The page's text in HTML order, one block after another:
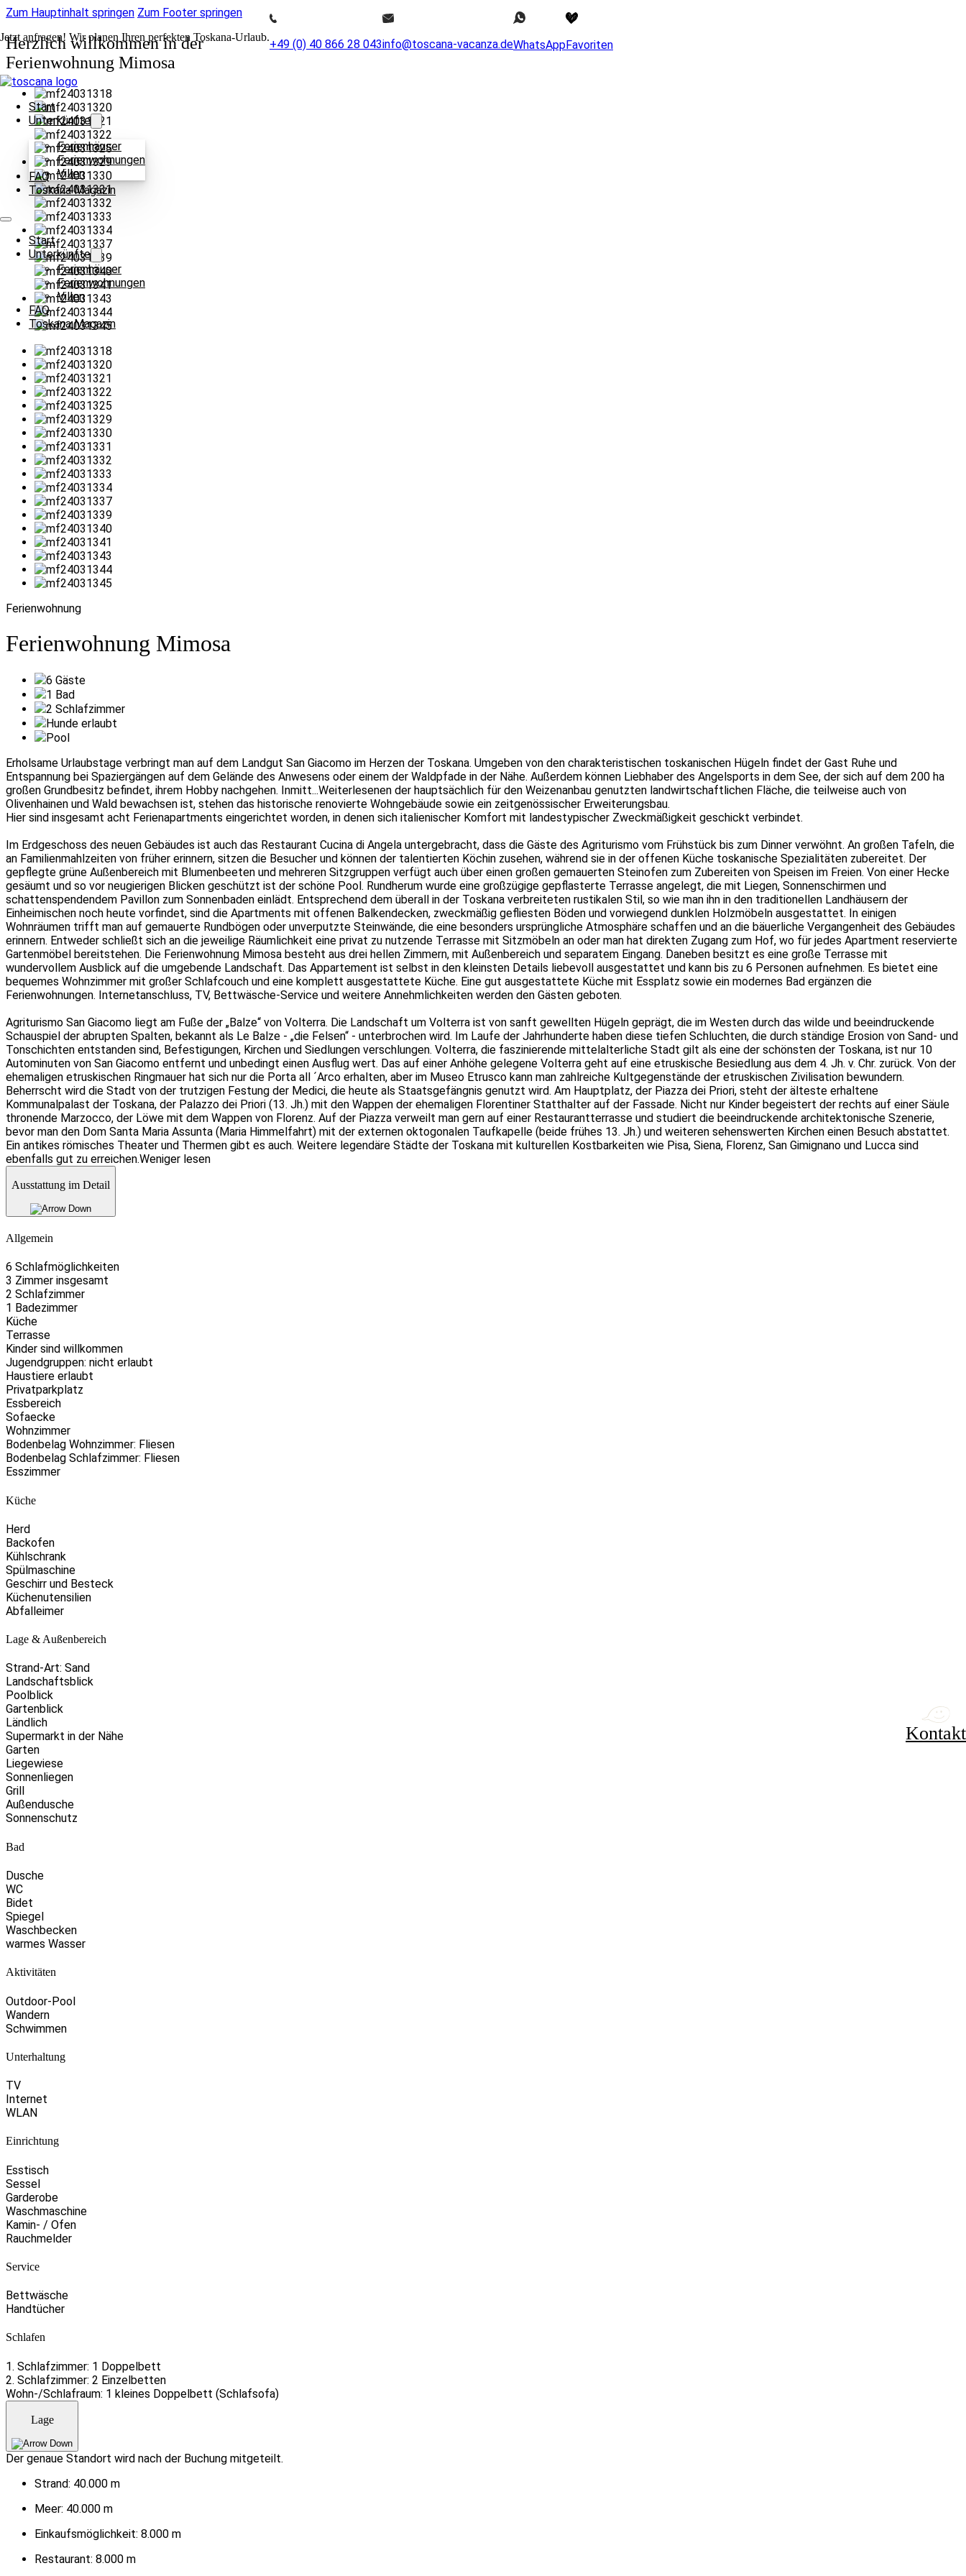
Zum Hauptinhalt springen Zum Footer springen
Jetzt anfragen! Wir planen Ihren perfekten Toskana-Urlaub.
+49 (0) 40 866 28 043info@toscana-vacanza.deWhatsAppFavoriten
Start
Unterkünfte
Ferienhäuser
Ferienwohnungen
Villen
FAQ
Toskana Magazin
Start
Unterkünfte
Ferienhäuser
Ferienwohnungen
Villen
FAQ
Toskana Magazin
Kontakt
Herzlich willkommen in der
Ferienwohnung Mimosa
Ferienwohnung
Ferienwohnung Mimosa
6 Gäste
1 Bad
2 Schlafzimmer
Hunde erlaubt
Pool
Erholsame Urlaubstage verbringt man auf dem Landgut San Giacomo im Herzen der Toskana. Umgeben von den charakteristischen toskanischen Hügeln findet der Gast Ruhe und
Entspannung bei Spaziergängen auf dem Gelände des Anwesens oder einem der Waldpfade in der Nähe. Außerdem können Liebhaber des Angelsports in dem See, der sich auf dem 200 ha
großen Grundbesitz befindet, ihrem Hobby nachgehen. Inmitt...Weiterlesenen der hauptsächlich für den Weizenanbau genutzten landwirtschaftlichen Fläche, die teilweise auch von
Olivenhainen und Wald bewachsen ist, stehen das historische renovierte Wohngebäude sowie ein zeitgenössischer Erweiterungsbau.
Hier sind insgesamt acht Ferienapartments eingerichtet worden, in denen sich italienischer Komfort mit landestypischer Zweckmäßigkeit geschickt verbindet.
Im Erdgeschoss des neuen Gebäudes ist auch das Restaurant Cucina di Angela untergebracht, dass die Gäste des Agriturismo vom Frühstück bis zum Dinner verwöhnt. An großen Tafeln, die
an Familienmahlzeiten von früher erinnern, sitzen die Besucher und können der talentierten Köchin zusehen, während sie in der offenen Küche toskanische Spezialitäten zubereitet. Der
gepflegte grüne Außenbereich mit Blumenbeeten und mehreren Sitzgruppen verfügt auch über einen großen gemauerten Steinofen zum Zubereiten von Speisen im Freien. Von einer Hecke
gesäumt und so vor neugierigen Blicken geschützt ist der schöne Pool. Rundherum wurde eine großzügige gepflasterte Terrasse angelegt, die mit Liegen, Sonnenschirmen und
schattenspendendem Pavillon zum Sonnenbaden einlädt. Entsprechend dem überall in der Toskana verbreiteten rustikalen Stil, so wie man ihn in den traditionellen Landhäusern der
Einheimischen noch heute vorfindet, sind die Apartments mit offenen Balkendecken, zweckmäßig gefliesten Böden und vorwiegend dunklen Holzmöbeln ausgestattet. In einigen
Wohnräumen trifft man auf gemauerte Rundbögen oder unverputzte Steinwände, die eine besonders ursprüngliche Atmosphäre schaffen und an die bäuerliche Vergangenheit des Gebäudes
erinnern. Entweder schließt sich an die jeweilige Räumlichkeit eine privat zu nutzende Terrasse mit Sitzmöbeln an oder man hat direkten Zugang zum Hof, wo für jedes Apartment reservierte
Gartenmöbel bereitstehen. Die Ferienwohnung Mimosa besteht aus drei hellen Zimmern, mit Außenbereich und separatem Eingang. Daneben besitzt es eine große Terrasse mit
wundervollem Ausblick auf die umgebende Landschaft. Das Appartement ist selbst in den kleinsten Details liebevoll ausgestattet und kann bis zu 6 Personen aufnehmen. Es bietet eine
bequemes Wohnzimmer mit großer Schlafcouch und eine komplett ausgestattete Küche. Eine gut ausgestattete Küche mit Essplatz sowie ein modernes Bad ergänzen die
Ferienwohnungen. Internetanschluss, TV, Bettwäsche-Service und weitere Annehmlichkeiten werden den Gästen geboten.
Agriturismo San Giacomo liegt am Fuße der „Balze“ von Volterra. Die Landschaft um Volterra ist von sanft gewellten Hügeln geprägt, die im Westen durch das wilde und beeindruckende
Schauspiel der abrupten Spalten, bekannt als Le Balze - „die Felsen“ - unterbrochen wird. Im Laufe der Jahrhunderte haben diese tiefen Schluchten, die durch ständige Erosion von Sand- und
Tonschichten entstanden sind, Befestigungen, Kirchen und Siedlungen verschlungen. Volterra, die faszinierende mittelalterliche Stadt gilt als eine der schönsten der Toskana, ist nur 10
Autominuten von San Giacomo entfernt und unbedingt einen Ausflug wert. Das auf einer Anhöhe gelegene Volterra geht auf eine etruskische Besiedlung aus dem 4. Jh. v. Chr. zurück. Von der
ehemaligen etruskischen Ringmauer hat sich nur die Porta all ´Arco erhalten, aber im Museo Etrusco kann man zahlreiche Kultgegenstände der etruskischen Zivilisation bewundern.
Beherrscht wird die Stadt von der trutzigen Festung der Medici, die heute als Staatsgefängnis genutzt wird. Am Hauptplatz, der Piazza dei Priori, steht der älteste erhaltene
Kommunalpalast der Toskana, der Palazzo dei Priori (13. Jh.) mit den Wappen der ehemaligen Florentiner Statthalter auf der Fassade. Nicht nur Kinder begeistert der rechts auf einer Säule
thronende Marzocco, der Löwe mit dem Wappen von Florenz. Auf der Piazza verweilt man gern auf einer Restaurantterrasse und studiert die beeindruckende architektonische Szenerie,
bevor man den Dom Santa Maria Assunta (Maria Himmelfahrt) mit der externen oktogonalen Taufkapelle (beide frühes 13. Jh.) und weiteren sehenswerten Kirchen einen Besuch abstattet.
Ein antikes römisches Theater und Thermen gibt es auch. Weitere legendäre Städte der Toskana mit kulturellen Kostbarkeiten wie Pisa, Siena, Florenz, San Gimignano und Lucca sind
ebenfalls gut zu erreichen.Weniger lesen
Ausstattung im Detail
Allgemein
6 Schlafmöglichkeiten
3 Zimmer insgesamt
2 Schlafzimmer
1 Badezimmer
Küche
Terrasse
Kinder sind willkommen
Jugendgruppen: nicht erlaubt
Haustiere erlaubt
Privatparkplatz
Essbereich
Sofaecke
Wohnzimmer
Bodenbelag Wohnzimmer: Fliesen
Bodenbelag Schlafzimmer: Fliesen
Esszimmer
Küche
Herd
Backofen
Kühlschrank
Spülmaschine
Geschirr und Besteck
Küchenutensilien
Abfalleimer
Lage & Außenbereich
Strand-Art: Sand
Landschaftsblick
Poolblick
Gartenblick
Ländlich
Supermarkt in der Nähe
Garten
Liegewiese
Sonnenliegen
Grill
Außendusche
Sonnenschutz
Bad
Dusche
WC
Bidet
Spiegel
Waschbecken
warmes Wasser
Aktivitäten
Outdoor-Pool
Wandern
Schwimmen
Unterhaltung
TV
Internet
WLAN
Einrichtung
Esstisch
Sessel
Garderobe
Waschmaschine
Kamin- / Ofen
Rauchmelder
Service
Bettwäsche
Handtücher
Schlafen
1. Schlafzimmer: 1 Doppelbett
2. Schlafzimmer: 2 Einzelbetten
Wohn-/Schlafraum: 1 kleines Doppelbett (Schlafsofa)
Lage
Der genaue Standort wird nach der Buchung mitgeteilt.
Strand: 40.000 m
Meer: 40.000 m
Einkaufsmöglichkeit: 8.000 m
Restaurant: 8.000 m